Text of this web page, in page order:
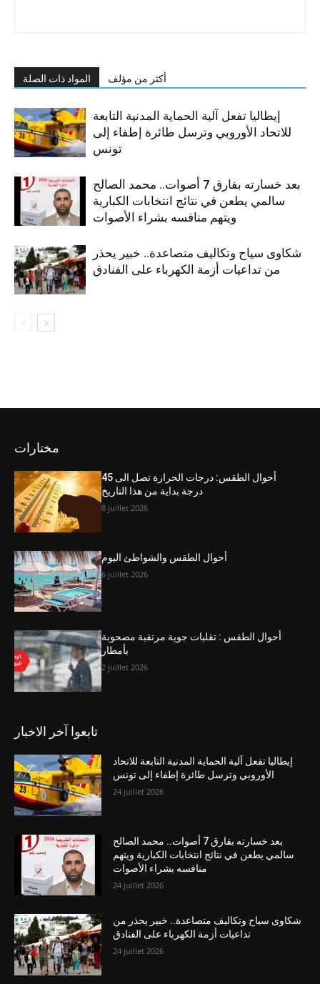
المواد ذات الصلة أكثر من مؤلف
إيطاليا تفعل آلية الحماية المدنية التابعة
للاتحاد الأوروبي وترسل طائرة إطفاء إلى
تونس
بعد خسارته بفارق 7 أصوات.. محمد الصالح
سالمي يطعن في نتائج انتخابات الكبارية
ويتهم منافسه بشراء الأصوات
شكاوى سياح وتكاليف متصاعدة.. خبير يحذر
من تداعيات أزمة الكهرباء على الفنادق
مختارات
أحوال الطقس: درجات الحرارة تصل الى 45
درجة بداية من هذا التاريخ
8 juillet 2026
أحوال الطقس والشواطئ اليوم
6 juillet 2026
أحوال الطقس : تقلبات جوية مرتقبة مصحوبة
بأمطار
2 juillet 2026
تابعوا آخر الاخبار
إيطاليا تفعل آلية الحماية المدنية التابعة للاتحاد
الأوروبي وترسل طائرة إطفاء إلى تونس
24 juillet 2026
بعد خسارته بفارق 7 أصوات.. محمد الصالح
سالمي يطعن في نتائج انتخابات الكبارية ويتهم
منافسه بشراء الأصوات
24 juillet 2026
شكاوى سياح وتكاليف متصاعدة.. خبير يحذر من
تداعيات أزمة الكهرباء على الفنادق
24 juillet 2026